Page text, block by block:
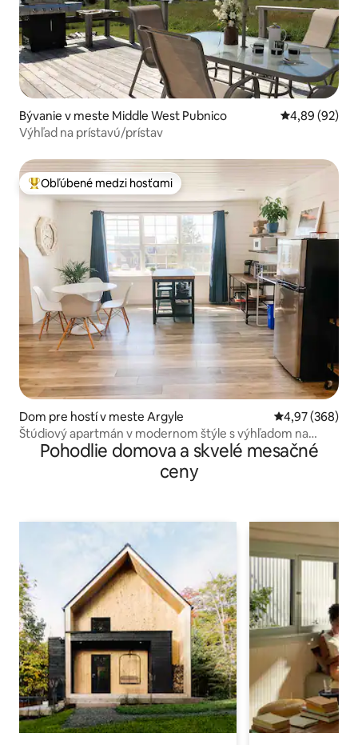
Bývanie v meste Middle West Pubnico Priemerné
4,89 (92)
Výhľad na prístavú/prístav
Najobľúbenejšie medzi hosťami
Obľúbené medzi hosťami
Dom pre hostí v meste Argyle Priemerné
4,97 (368)
Štúdiový apartmán v modernom štýle s výhľadom na
oceán.Pohodlie domova a skvelé mesačné
ceny